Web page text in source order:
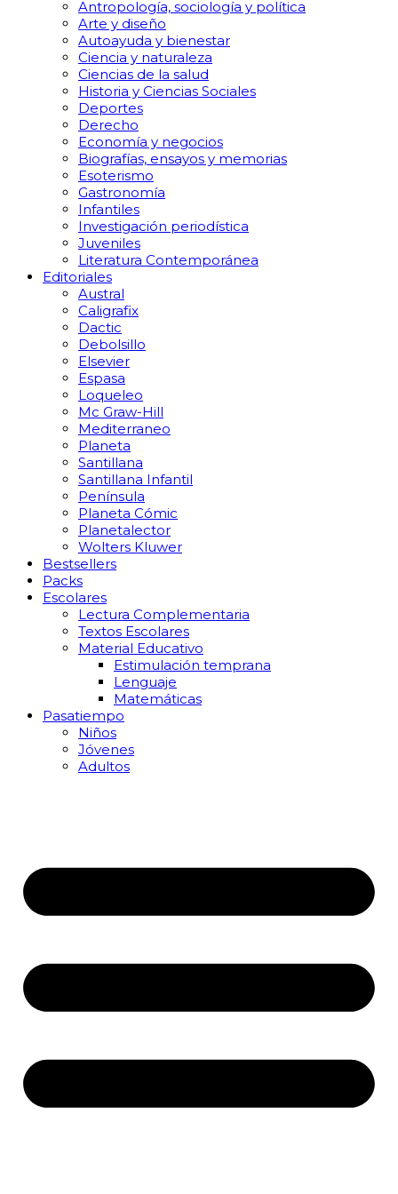
Antropología, sociología y política
Arte y diseño
Autoayuda y bienestar
Ciencia y naturaleza
Ciencias de la salud
Historia y Ciencias Sociales
Deportes
Derecho
Economía y negocios
Biografías, ensayos y memorias
Esoterismo
Gastronomía
Infantiles
Investigación periodística
Juveniles
Literatura Contemporánea
Editoriales
Austral
Caligrafix
Dactic
Debolsillo
Elsevier
Espasa
Loqueleo
Mc Graw-Hill
Mediterraneo
Planeta
Santillana
Santillana Infantil
Península
Planeta Cómic
Planetalector
Wolters Kluwer
Bestsellers
Packs
Escolares
Lectura Complementaria
Textos Escolares
Material Educativo
Estimulación temprana
Lenguaje
Matemáticas
Pasatiempo
Niños
Jóvenes
Adultos